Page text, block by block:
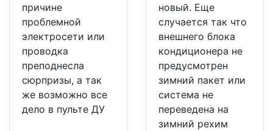
причине
проблемной
электросети или
проводка
преподнесла
сюрпризы, а так
же возможно все
дело в пульте ДУ
новый. Еще
случается так что
внешнего блока
кондиционера не
предусмотрен
зимний пакет или
система не
переведена на
зимний рехим